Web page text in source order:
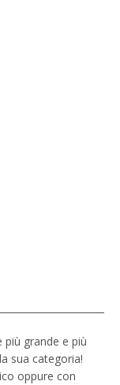
più grande e più
sua categoria!
oppure con